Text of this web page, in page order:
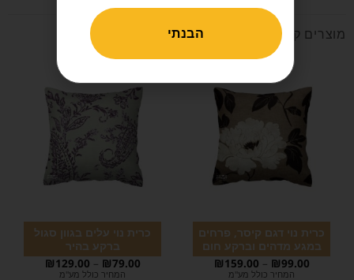
מוצרים קשורים
כרית נוי דגם קיסר, פרחים
במגע מדהים וברקע חום
₪99.00
–
₪159.00
המחיר כולל מע"מ
כרית נוי עלים בגוון סגול
ברקע בהיר
₪79.00
–
₪129.00
המחיר כולל מע"מ
הבנתי